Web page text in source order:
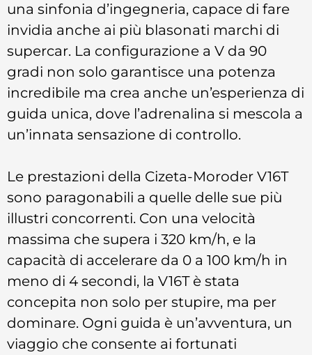
una sinfonia d’ingegneria, capace di fare
invidia anche ai più blasonati marchi di
supercar. La configurazione a V da 90
gradi non solo garantisce una potenza
incredibile ma crea anche un’esperienza di
guida unica, dove l’adrenalina si mescola a
un’innata sensazione di controllo.
Le prestazioni della Cizeta-Moroder V16T
sono paragonabili a quelle delle sue più
illustri concorrenti. Con una velocità
massima che supera i 320 km/h, e la
capacità di accelerare da 0 a 100 km/h in
meno di 4 secondi, la V16T è stata
concepita non solo per stupire, ma per
dominare. Ogni guida è un’avventura, un
viaggio che consente ai fortunati